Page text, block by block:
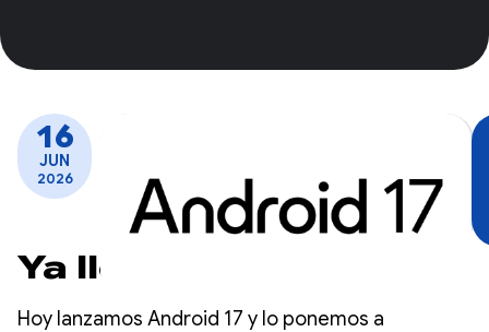
16
JUN
2026
Ya llegó Android 17
Hoy lanzamos Android 17 y lo ponemos a